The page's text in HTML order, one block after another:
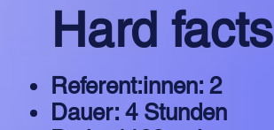
Hard facts
Referent:innen: 2
Dauer: 4 Stunden